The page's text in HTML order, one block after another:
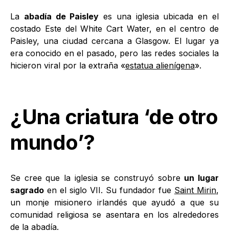
La abadía de Paisley es una iglesia ubicada en el
costado Este del White Cart Water, en el centro de
Paisley, una ciudad cercana a Glasgow. El lugar ya
era conocido en el pasado, pero las redes sociales la
hicieron viral por la extraña «estatua alienígena».
¿Una criatura ‘de otro
mundo’?
Se cree que la iglesia se construyó sobre un lugar
sagrado en el siglo VII. Su fundador fue Saint Mirin,
un monje misionero irlandés que ayudó a que su
comunidad religiosa se asentara en los alrededores
de la abadía.